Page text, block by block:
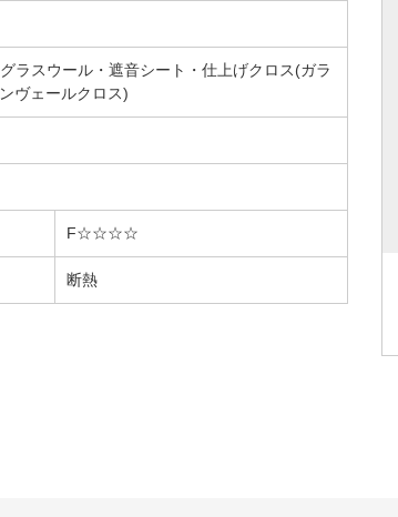
ラスウール・遮音シート・仕上げクロス(ガラ
ヴェールクロス)
F☆☆☆☆
断熱